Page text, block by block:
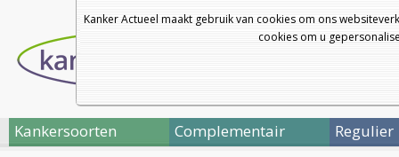
Kanker Actueel maakt gebruik van cookies om ons
cookies om u
Kankersoorten Complementair Regulier